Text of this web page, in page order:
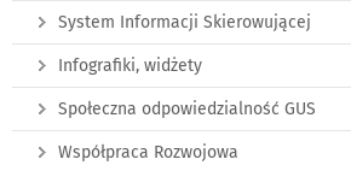
System Informacji Skierowującej
Infografiki, widżety
Społeczna odpowiedzialność GUS
Współpraca Rozwojowa